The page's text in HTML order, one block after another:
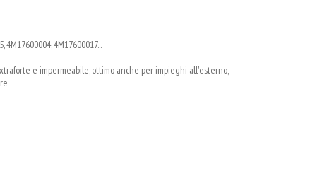
4M17600004, 4M17600017...
e impermeabile, ottimo anche per impieghi all'esterno,